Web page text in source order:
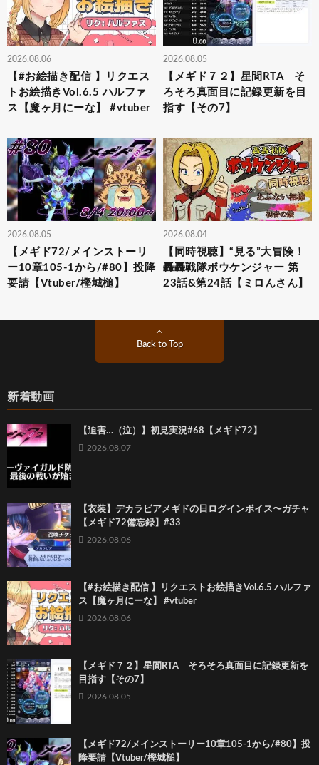
2026.08.06
【#お絵描き配信 】リクエス
トお絵描きVol.6.5 ハルファ
ス【魔ヶ月にーな】 #vtuber
2026.08.05
【メギド７２】星間RTA そ
ろそろ真面目に記録更新を目
指す【その7】
2026.08.05
【メギド72/メインストーリ
ー10章105-1から/#80】投降
要請【Vtuber/樫城槌】
2026.08.04
【同時視聴】“見る”大冒険！
轟轟戦隊ボウケンジャー 第
23話&第24話【ミロんさん】
Back to Top
新着動画
【迫害…（泣）】初見実況#68【メギド72】
2026.08.07
【衣装】デカラビアメギドの日ログインボイス〜ガチャ
【メギド72備忘録】#33
2026.08.06
【#お絵描き配信 】リクエストお絵描きVol.6.5 ハルファ
ス【魔ヶ月にーな】 #vtuber
2026.08.06
【メギド７２】星間RTA そろそろ真面目に記録更新を
目指す【その7】
2026.08.05
【メギド72/メインストーリー10章105-1から/#80】投
降要請【Vtuber/樫城槌】